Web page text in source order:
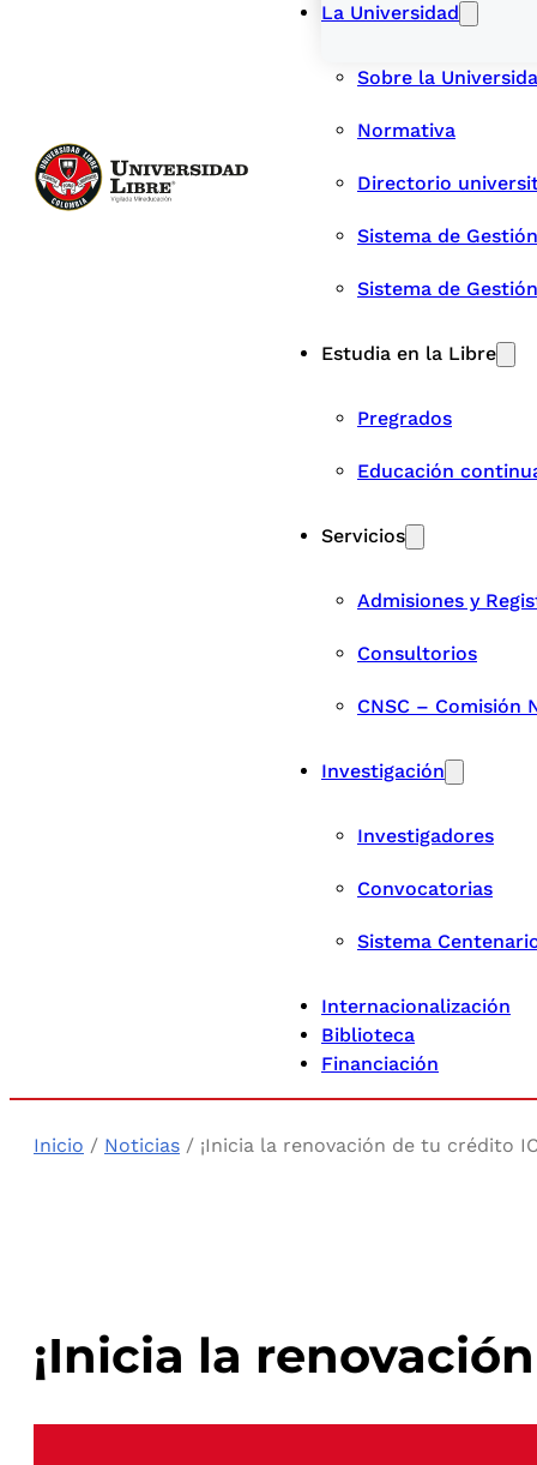
La Universidad
Sobre la
Normativa
Directorio
Sistema de
Sistema de
Estudia en la Libre
Pregrados
Educación
Servicios
Admisiones y
Consultorios
CNSC – Comisión
Investigación
Investigadores
Convocatorias
Sistema
Internacionalización
Biblioteca
Financiación
Inicio / Noticias / ¡Inicia la renovación de tu crédito
¡Inicia la